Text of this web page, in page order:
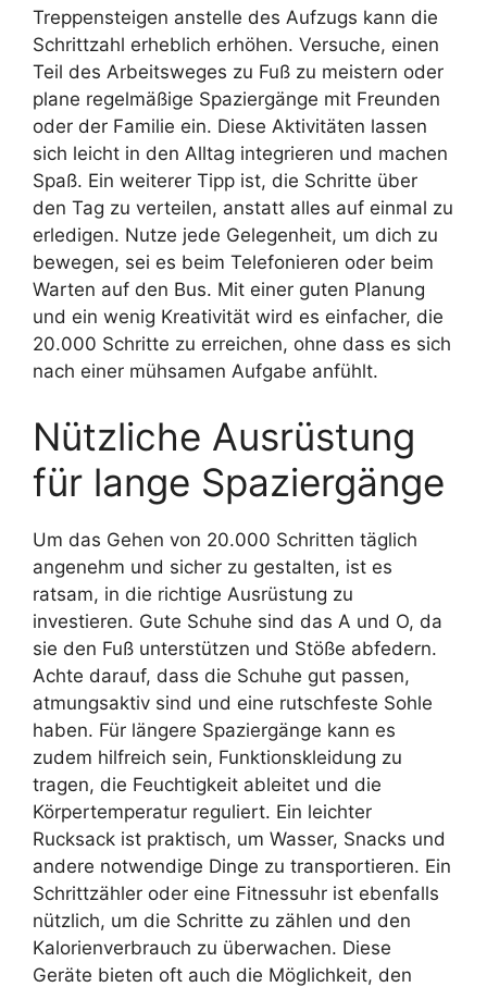
Treppensteigen anstelle des Aufzugs kann die
Schrittzahl erheblich erhöhen. Versuche, einen
Teil des Arbeitsweges zu Fuß zu meistern oder
plane regelmäßige Spaziergänge mit Freunden
oder der Familie ein. Diese Aktivitäten lassen
sich leicht in den Alltag integrieren und machen
Spaß. Ein weiterer Tipp ist, die Schritte über
den Tag zu verteilen, anstatt alles auf einmal zu
erledigen. Nutze jede Gelegenheit, um dich zu
bewegen, sei es beim Telefonieren oder beim
Warten auf den Bus. Mit einer guten Planung
und ein wenig Kreativität wird es einfacher, die
20.000 Schritte zu erreichen, ohne dass es sich
nach einer mühsamen Aufgabe anfühlt.
Nützliche Ausrüstung
für lange Spaziergänge
Um das Gehen von 20.000 Schritten täglich
angenehm und sicher zu gestalten, ist es
ratsam, in die richtige Ausrüstung zu
investieren. Gute Schuhe sind das A und O, da
sie den Fuß unterstützen und Stöße abfedern.
Achte darauf, dass die Schuhe gut passen,
atmungsaktiv sind und eine rutschfeste Sohle
haben. Für längere Spaziergänge kann es
zudem hilfreich sein, Funktionskleidung zu
tragen, die Feuchtigkeit ableitet und die
Körpertemperatur reguliert. Ein leichter
Rucksack ist praktisch, um Wasser, Snacks und
andere notwendige Dinge zu transportieren. Ein
Schrittzähler oder eine Fitnessuhr ist ebenfalls
nützlich, um die Schritte zu zählen und den
Kalorienverbrauch zu überwachen. Diese
Geräte bieten oft auch die Möglichkeit, den